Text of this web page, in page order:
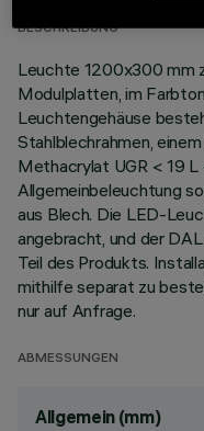
BESCHREIBUNG
Leuchte 1200x300 mm
Modulplatten, im
Leuchtengehäuse
Stahlblechrahmen,
Methacrylat UGR < 19
Allgemeinbeleuchtung
aus Blech. Die LED-
angebracht, und der
Teil des Produkts.
mithilfe separat zu
nur auf Anfrage.
ABMESSUNGEN
Allgemein (mm)